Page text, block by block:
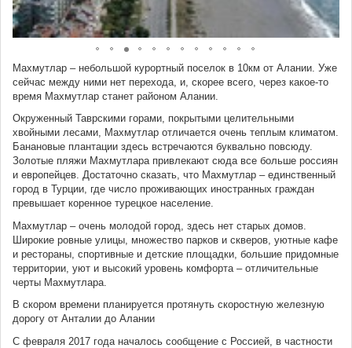
Махмутлар – небольшой курортный поселок в 10км от Алании. Уже
сейчас между ними нет перехода, и, скорее всего, через какое-то
время Махмутлар станет районом Алании.
Окруженный Таврскими горами, покрытыми целительными
хвойными лесами, Махмутлар отличается очень теплым климатом.
Банановые плантации здесь встречаются буквально повсюду.
Золотые пляжи Махмутлара привлекают сюда все больше россиян
и европейцев. Достаточно сказать, что Махмутлар – единственный
город в Турции, где число проживающих иностранных граждан
превышает коренное турецкое население.
Махмутлар – очень молодой город, здесь нет старых домов.
Широкие ровные улицы, множество парков и скверов, уютные кафе
и рестораны, спортивные и детские площадки, большие придомные
территории, уют и высокий уровень комфорта – отличительные
черты Махмутлара.
В скором времени планируется протянуть скоростную железную
дорогу от Анталии до Алании
С февраля 2017 года началось сообщение с Россией, в частности